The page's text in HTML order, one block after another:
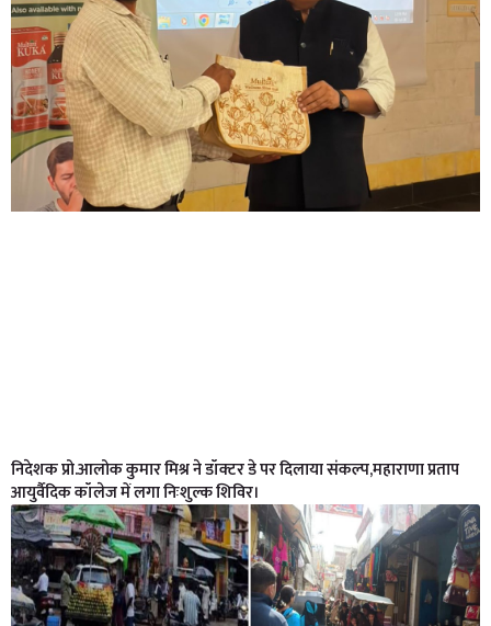
निदेशक प्रो.आलोक कुमार मिश्र ने डॉक्टर डे पर दिलाया संकल्प,महाराणा प्रताप
आयुर्वैदिक कॉलेज में लगा निःशुल्क शिविर।